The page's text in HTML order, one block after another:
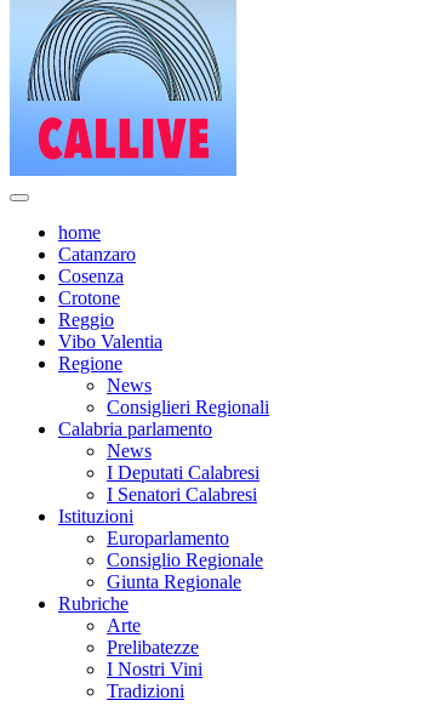
home
Catanzaro
Cosenza
Crotone
Reggio
Vibo Valentia
Regione
News
Consiglieri Regionali
Calabria parlamento
News
I Deputati Calabresi
I Senatori Calabresi
Istituzioni
Europarlamento
Consiglio Regionale
Giunta Regionale
Rubriche
Arte
Prelibatezze
I Nostri Vini
Tradizioni